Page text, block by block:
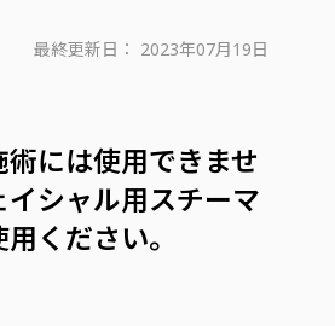
最終更新日： 2023年07月19日
術には使用できませ
イシャル用スチーマ
ください。